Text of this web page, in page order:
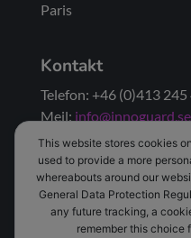
Paris
Kontakt
Telefon: +46 (0)413 245
Mejl: info@innoguard.se
Produkter
This website stores cookies
used to provide a more
whereabouts around our
General Data Protection
any future tracking, a
remember this choice